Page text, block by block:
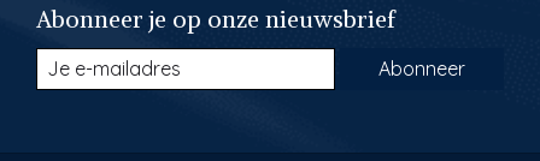
Abonneer je op onze nieuwsbrief
Abonneer